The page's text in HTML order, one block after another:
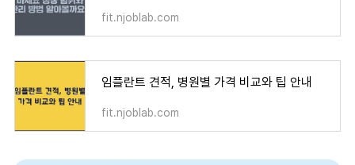
fit.njoblab.com
임플란트 견적, 병원별 가격 비교와 팁 안내
fit.njoblab.com